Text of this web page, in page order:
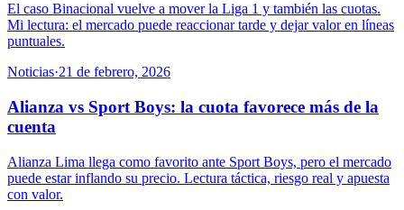
El caso Binacional vuelve a mover la Liga 1 y también las cuotas.
Mi lectura: el mercado puede reaccionar tarde y dejar valor en líneas
puntuales.
Noticias·21 de febrero, 2026
Alianza vs Sport Boys: la cuota favorece más de la
cuenta
Alianza Lima llega como favorito ante Sport Boys, pero el mercado
puede estar inflando su precio. Lectura táctica, riesgo real y apuesta
con valor.